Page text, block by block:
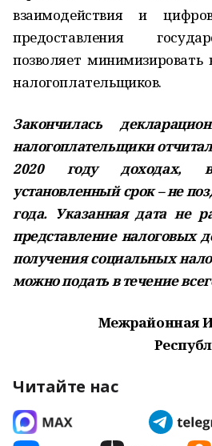
взаимодействия и
предоставления
позволяет
налогоплательщиков.
Закончилась
налогоплательщики
2020 году доходах, в
установленный срок – не
года. Указанная дата не
представление налоговых
получения социальных
можно подать в течение
Межрайонная
Читайте нас